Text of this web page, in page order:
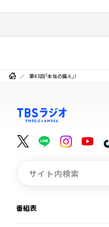
第43回「本当の備え」！
番組表